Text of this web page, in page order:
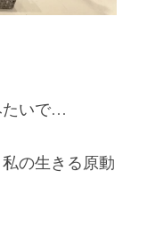
たいで…
の生きる原動